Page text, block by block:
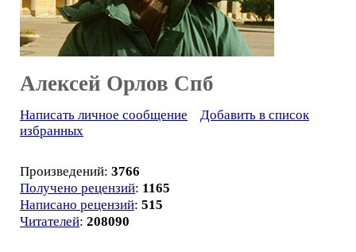
Алексей Орлов Спб
Написать личное сообщение
Добавить в список
избранных
Произведений: 3766
Получено рецензий: 1165
Написано рецензий: 515
Читателей: 208090